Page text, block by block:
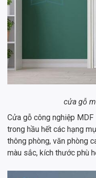
cửa gỗ
Cửa gỗ công nghiệp
trong hầu hết các hạng
thông phòng, văn phòng
màu sắc, kích thước phù